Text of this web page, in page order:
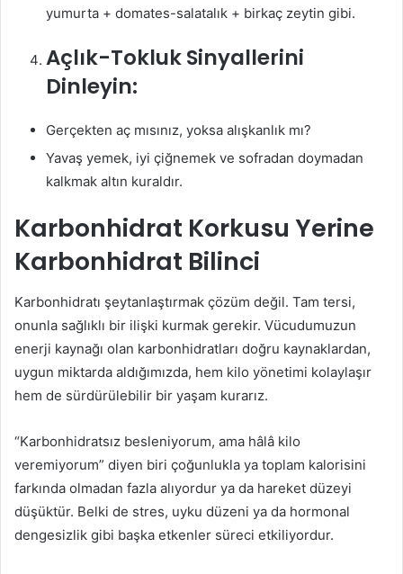
yumurta + domates-salatalık + birkaç zeytin gibi.
Açlık-Tokluk Sinyallerini
Dinleyin:
Gerçekten aç mısınız, yoksa alışkanlık mı?
Yavaş yemek, iyi çiğnemek ve sofradan doymadan
kalkmak altın kuraldır.
Karbonhidrat Korkusu Yerine
Karbonhidrat Bilinci
Karbonhidratı şeytanlaştırmak çözüm değil. Tam tersi,
onunla sağlıklı bir ilişki kurmak gerekir. Vücudumuzun
enerji kaynağı olan karbonhidratları doğru kaynaklardan,
uygun miktarda aldığımızda, hem kilo yönetimi kolaylaşır
hem de sürdürülebilir bir yaşam kurarız.
“Karbonhidratsız besleniyorum, ama hâlâ kilo
veremiyorum” diyen biri çoğunlukla ya toplam kalorisini
farkında olmadan fazla alıyordur ya da hareket düzeyi
düşüktür. Belki de stres, uyku düzeni ya da hormonal
dengesizlik gibi başka etkenler süreci etkiliyordur.